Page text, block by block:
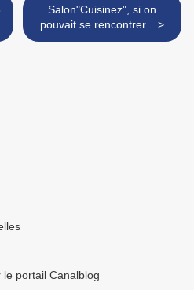
Salon"Cuisinez", si on
pouvait se rencontrer... >
portail Canalblog